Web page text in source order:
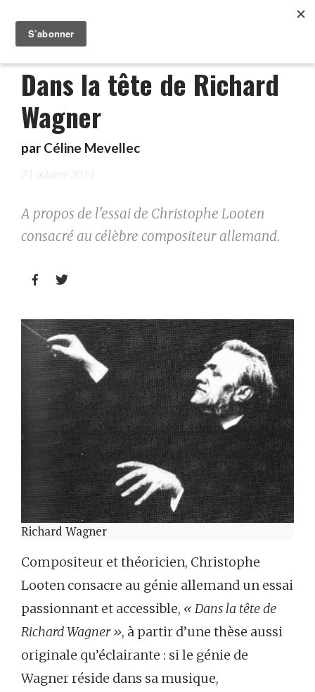
Dans la tête de Richard
Wagner
par Céline Mevellec
21 octobre 2011
A propos de l'essai de Christophe Looten
consacré au célèbre compositeur allemand.
 
Richard Wagner
Compositeur et théoricien, Christophe
Looten consacre au génie allemand un essai
passionnant et accessible, « Dans la tête de
Richard Wagner », à partir d’une thèse aussi
originale qu’éclairante : si le génie de
Wagner réside dans sa musique,